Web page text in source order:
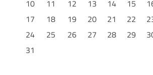
10 – 11 Stadio/Mercato Viale Nervi (o
Quartiere 2
10
11 12 13 14 15
17
18 19 20 21 22
24
25 26 27 28 29
31